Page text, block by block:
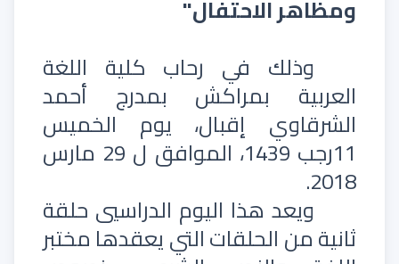
ومظاهر الاحتفال"
وذلك في رحاب كلية اللغة
العربية بمراكش بمدرج أحمد
الشرقاوي إقبال، يوم الخميس
11رجب 1439، الموافق ل 29 مارس
2018.
ويعد هذا اليوم الدراسيي حلقة
ثانية من الحلقات التي يعقدها مختبر